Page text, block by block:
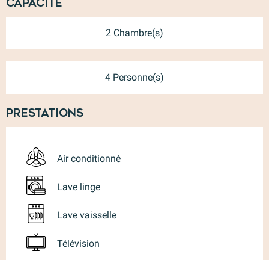
Capacité
2 Chambre(s)
4 Personne(s)
Prestations
Air conditionné
Lave linge
Lave vaisselle
Télévision